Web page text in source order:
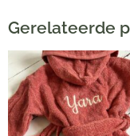
Gerelateerde